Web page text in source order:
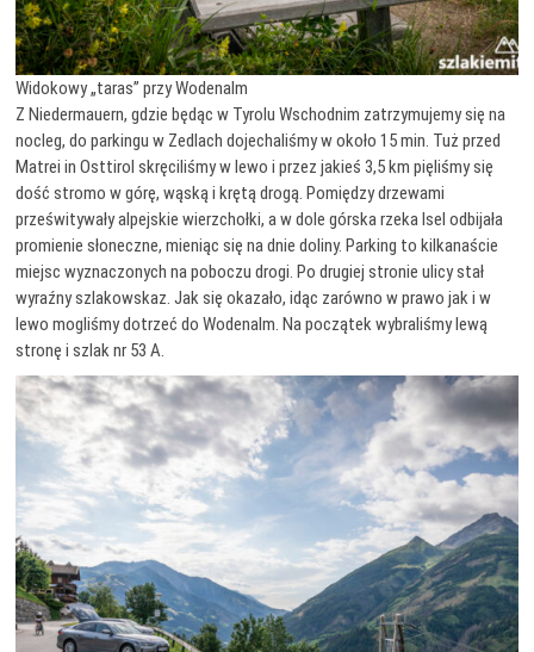
Widokowy „taras” przy Wodenalm
Z Niedermauern, gdzie będąc w Tyrolu Wschodnim zatrzymujemy się na
nocleg, do parkingu w Zedlach dojechaliśmy w około 15 min. Tuż przed
Matrei in Osttirol skręciliśmy w lewo i przez jakieś 3,5 km pięliśmy się
dość stromo w górę, wąską i krętą drogą. Pomiędzy drzewami
prześwitywały alpejskie wierzchołki, a w dole górska rzeka Isel odbijała
promienie słoneczne, mieniąc się na dnie doliny. Parking to kilkanaście
miejsc wyznaczonych na poboczu drogi. Po drugiej stronie ulicy stał
wyraźny szlakowskaz. Jak się okazało, idąc zarówno w prawo jak i w
lewo mogliśmy dotrzeć do Wodenalm. Na początek wybraliśmy lewą
stronę i szlak nr 53 A.